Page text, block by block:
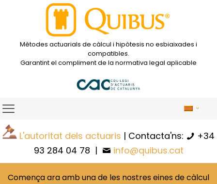
Mètodes actuarials de càlcul i hipòtesis no esbiaixades i
compatibles.
Garantint el compliment de la normativa legal aplicable
L'autoritat dels actuaris | Contacta'ns:
+34
93 284 04 78 | info@quibus.cat
Comença ara amb una de les nostres eines de càlcul